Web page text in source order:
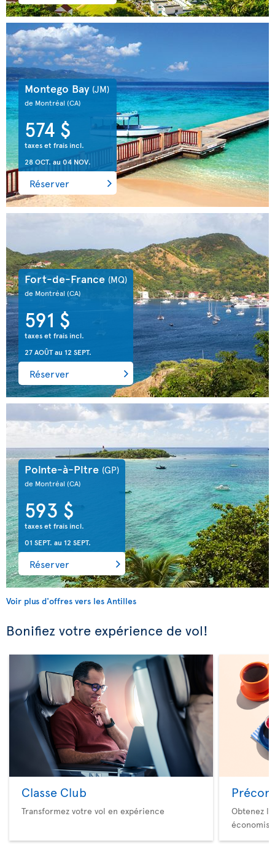
Montego Bay (JM)
de Montréal(CA)
574 $
taxes et frais incl.
28 OCT. au 04 NOV.
Réserver
Fort-de-France (MQ)
de Montréal(CA)
591 $
taxes et frais incl.
27 AOÛTau 12 SEPT.
Réserver
Pointe-à-Pitre (GP)
de Montréal (CA)
593 $
taxes et frais incl.
01 SEPT. au 12 SEPT.
Réserver
Voir plus d'offres vers les Antilles
Bonifiez votre expérience de vol!
Classe Club
Transformez votre vol en expérience
Obtenez